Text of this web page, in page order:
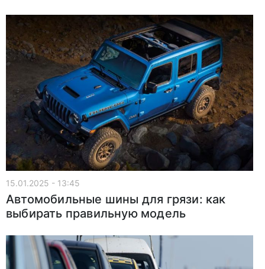
15.01.2025 - 13:45
Автомобильные шины для грязи: как
выбирать правильную модель